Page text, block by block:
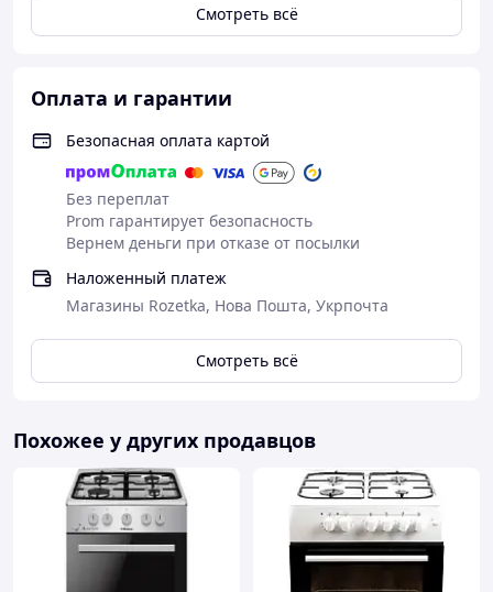
Смотреть всё
Оплата и гарантии
Безопасная оплата картой
Без переплат
Prom гарантирует безопасность
Вернем деньги при отказе от посылки
Наложенный платеж
Магазины Rozetka, Нова Пошта, Укрпочта
Смотреть всё
Похожее у других продавцов